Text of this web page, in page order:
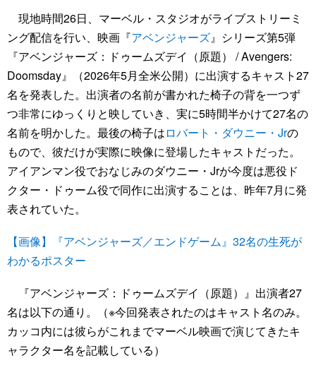
現地時間26日、マーベル・スタジオがライブストリーミ
ング配信を行い、映画『アベンジャーズ』シリーズ第5弾
『アベンジャーズ：ドゥームズデイ（原題） / Avengers:
Doomsday』（2026年5月全米公開）に出演するキャスト27
名を発表した。出演者の名前が書かれた椅子の背を一つず
つ非常にゆっくりと映していき、実に5時間半かけて27名の
名前を明かした。最後の椅子はロバート・ダウニー・Jrの
もので、彼だけが実際に映像に登場したキャストだった。
アイアンマン役でおなじみのダウニー・Jrが今度は悪役ド
クター・ドゥーム役で同作に出演することは、昨年7月に発
表されていた。
【画像】『アベンジャーズ／エンドゲーム』32名の生死が
わかるポスター
『アベンジャーズ：ドゥームズデイ（原題）』出演者27
名は以下の通り。（※今回発表されたのはキャスト名のみ。
カッコ内には彼らがこれまでマーベル映画で演じてきたキ
ャラクター名を記載している）